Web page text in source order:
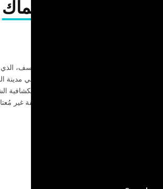
وعاء مليء بالأسماك
صعيد مصر، ليُصبِح صانِع أفلام في مدينة
بالوحدة وانعدام الأمان في رحلته الاستكشافية
وجد رِفقة غير